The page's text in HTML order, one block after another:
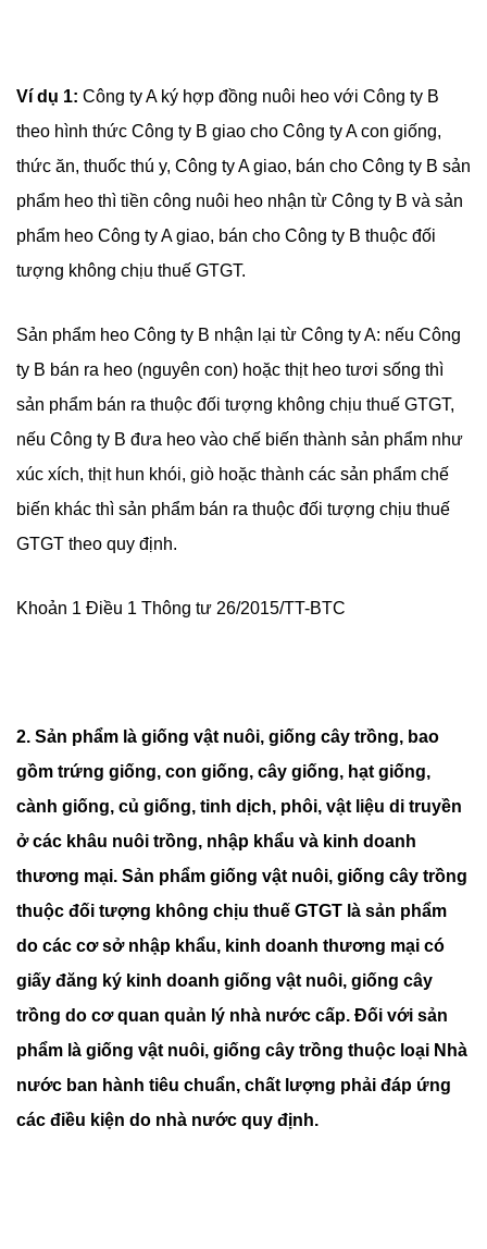
Ví dụ 1: Công ty A ký hợp đồng nuôi heo với Công ty B
theo hình thức Công ty B giao cho Công ty A con giống,
thức ăn, thuốc thú y, Công ty A giao, bán cho Công ty B sản
phẩm heo thì tiền công nuôi heo nhận từ Công ty B và sản
phẩm heo Công ty A giao, bán cho Công ty B thuộc đối
tượng không chịu thuế GTGT.
Sản phẩm heo Công ty B nhận lại từ Công ty A: nếu Công
ty B bán ra heo (nguyên con) hoặc thịt heo tươi sống thì
sản phẩm bán ra thuộc đối tượng không chịu thuế GTGT,
nếu Công ty B đưa heo vào chế biến thành sản phẩm như
xúc xích, thịt hun khói, giò hoặc thành các sản phẩm chế
biến khác thì sản phẩm bán ra thuộc đối tượng chịu thuế
GTGT theo quy định.
Khoản 1 Điều 1 Thông tư 26/2015/TT-BTC
2. Sản phẩm là giống vật nuôi, giống cây trồng, bao
gồm trứng giống, con giống, cây giống, hạt giống,
cành giống, củ giống, tinh dịch, phôi, vật liệu di truyền
ở các khâu nuôi trồng, nhập khẩu và kinh doanh
thương mại. Sản phẩm giống vật nuôi, giống cây trồng
thuộc đối tượng không chịu thuế GTGT là sản phẩm
do các cơ sở nhập khẩu, kinh doanh thương mại có
giấy đăng ký kinh doanh giống vật nuôi, giống cây
trồng do cơ quan quản lý nhà nước cấp. Đối với sản
phẩm là giống vật nuôi, giống cây trồng thuộc loại Nhà
nước ban hành tiêu chuẩn, chất lượng phải đáp ứng
các điều kiện do nhà nước quy định.